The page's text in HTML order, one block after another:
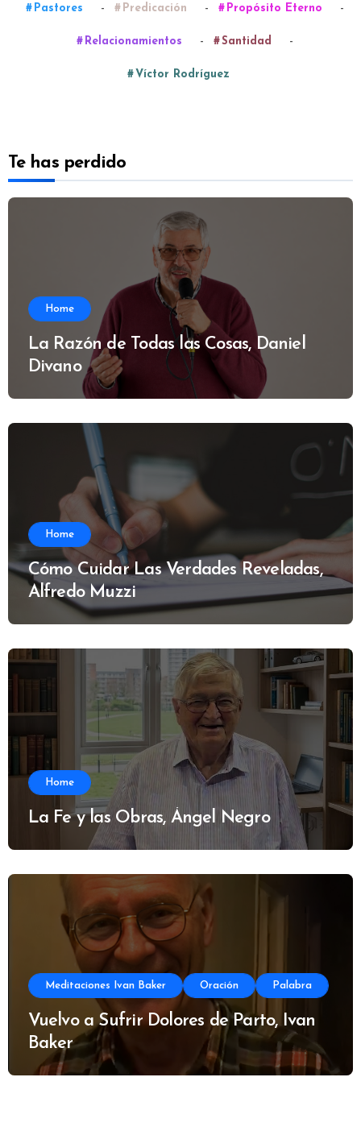
Pastores - Predicación - Propósito Eterno -
Relacionamientos - Santidad -
Víctor Rodríguez
Te has perdido
Home
La Razón de Todas las Cosas, Daniel
Divano
Home
Cómo Cuidar Las Verdades Reveladas,
Alfredo Muzzi
Home
La Fe y las Obras, Ángel Negro
Meditaciones Ivan Baker Oración Palabra
Vuelvo a Sufrir Dolores de Parto, Ivan
Baker